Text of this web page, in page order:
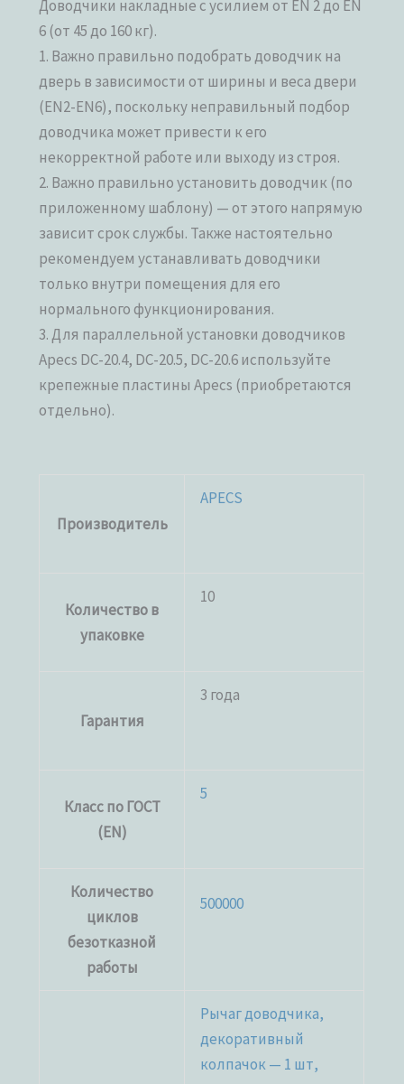
Доводчики накладные с усилием от EN 2 до EN
6 (от 45 до 160 кг).
1. Важно правильно подобрать доводчик на
дверь в зависимости от ширины и веса двери
(EN2-EN6), поскольку неправильный подбор
доводчика может привести к его
некорректной работе или выходу из строя.
2. Важно правильно установить доводчик (по
приложенному шаблону) — от этого напрямую
зависит срок службы. Также настоятельно
рекомендуем устанавливать доводчики
только внутри помещения для его
нормального функционирования.
3. Для параллельной установки доводчиков
Apecs DC-20.4, DC-20.5, DC-20.6 используйте
крепежные пластины Apecs (приобретаются
отдельно).
Производитель
APECS
Количество в
упаковке
10
Гарантия
3 года
Класс по ГОСТ
(EN)
5
Количество
циклов
безотказной
работы
500000
Рычаг доводчика,
декоративный
колпачок — 1 шт,